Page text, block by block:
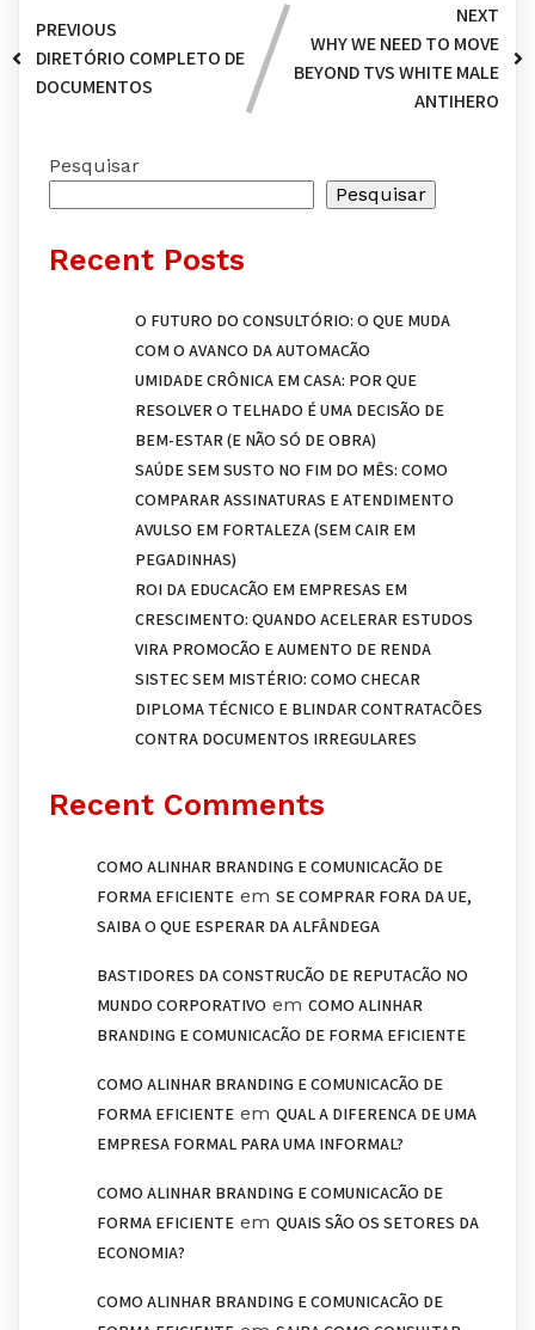
PREVIOUS
DIRETÓRIO COMPLETO DE
DOCUMENTOS
NEXT
WHY WE NEED TO MOVE
BEYOND TVS WHITE MALE
ANTIHERO
Pesquisar
Pesquisar
Recent Posts
O FUTURO DO CONSULTÓRIO: O QUE MUDA
COM O AVANÇO DA AUTOMAÇÃO
UMIDADE CRÔNICA EM CASA: POR QUE
RESOLVER O TELHADO É UMA DECISÃO DE
BEM-ESTAR (E NÃO SÓ DE OBRA)
SAÚDE SEM SUSTO NO FIM DO MÊS: COMO
COMPARAR ASSINATURAS E ATENDIMENTO
AVULSO EM FORTALEZA (SEM CAIR EM
PEGADINHAS)
ROI DA EDUCAÇÃO EM EMPRESAS EM
CRESCIMENTO: QUANDO ACELERAR ESTUDOS
VIRA PROMOÇÃO E AUMENTO DE RENDA
SISTEC SEM MISTÉRIO: COMO CHECAR
DIPLOMA TÉCNICO E BLINDAR CONTRATAÇÕES
CONTRA DOCUMENTOS IRREGULARES
Recent Comments
COMO ALINHAR BRANDING E COMUNICAÇÃO DE
FORMA EFICIENTE em SE COMPRAR FORA DA UE,
SAIBA O QUE ESPERAR DA ALFÂNDEGA
BASTIDORES DA CONSTRUÇÃO DE REPUTAÇÃO NO
MUNDO CORPORATIVO em COMO ALINHAR
BRANDING E COMUNICAÇÃO DE FORMA EFICIENTE
COMO ALINHAR BRANDING E COMUNICAÇÃO DE
FORMA EFICIENTE em QUAL A DIFERENÇA DE UMA
EMPRESA FORMAL PARA UMA INFORMAL?
COMO ALINHAR BRANDING E COMUNICAÇÃO DE
FORMA EFICIENTE em QUAIS SÃO OS SETORES DA
ECONOMIA?
COMO ALINHAR BRANDING E COMUNICAÇÃO DE